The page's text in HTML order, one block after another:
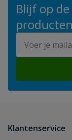
Blijf op
Klantenservice